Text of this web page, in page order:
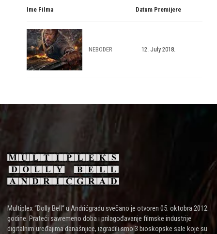
Ime Filma Datum Premijere
NEBODER 12. July 2018.
Multiplex “Dolly Bell“ u Andrićgradu svečano je otvoren 05. oktobra 2012.
godine. Prateći savremeno doba i prilagođavanje filmske industrije
digitalnim uređajima današnjice, izgradili smo 3 bioskopske sale koje su